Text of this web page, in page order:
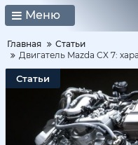
Меню
Главная
Статьи
Двигатель Mazda CX 7:
Статьи